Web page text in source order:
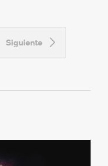
Siguiente